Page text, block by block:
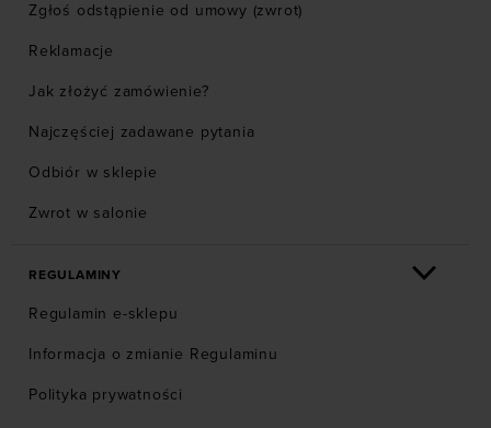
Zgłoś odstąpienie od umowy (zwrot)
Reklamacje
Jak złożyć zamówienie?
Najczęściej zadawane pytania
Odbiór w sklepie
Zwrot w salonie
REGULAMINY
Regulamin e-sklepu
Informacja o zmianie Regulaminu
Polityka prywatności